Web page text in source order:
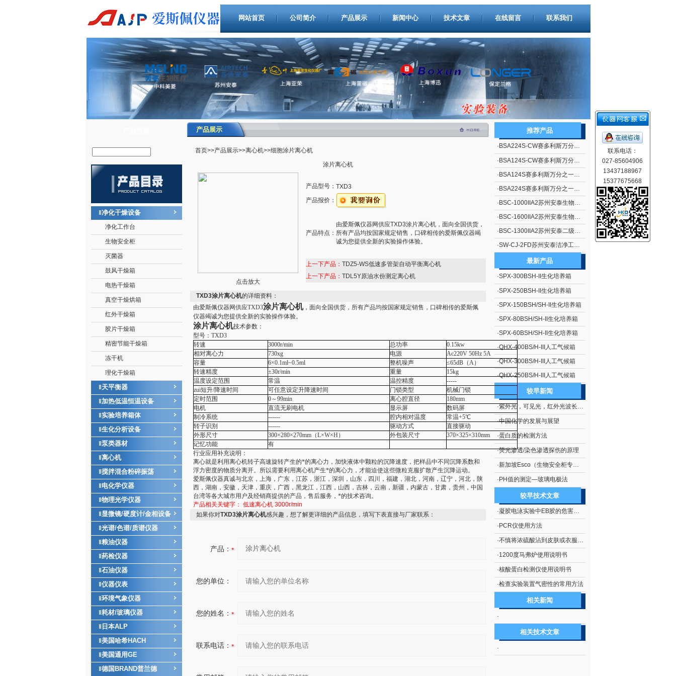
网站首页 公司简介 产品展示 新闻中心 技术文章 在线留言 联系我们
净化干燥设备
净化工作台
生物安全柜
灭菌器
鼓风干燥箱
电热干燥箱
真空干燥烘箱
红外干燥箱
胶片干燥箱
精密节能干燥箱
冻干机
理化干燥箱
天平衡器
加热低温恒温设备
实验培养箱体
生化分析设备
泵类器材
离心机
搅拌混合粉碎振荡
电化学仪器
物理光学仪器
显微镜/硬度计/金相设备
光谱/色谱/质谱仪器
粮油仪器
药检仪器
石油仪器
仪器仪表
环境气象仪器
耗材/玻璃仪器
日本ALP
美国哈希HACH
美国通用GE
德国BRAND普兰德
产品展示
首页>>产品展示>>离心机>>细胞涂片离心机
涂片离心机
点击放大
产品型号： TXD3
产品报价：
产品特点：
由爱斯佩仪器网供应TXD3涂片离心机，面向全国供货，
所有产品均按国家规定销售，口碑相传的爱斯佩仪器竭
诚为您提供全新的实验操作体验。
上一下产品： TDZ5-WS低速多管架自动平衡离心机
上一下产品： TDL5Y原油水份测定离心机
TXD3涂片离心机的详细资料：
由爱斯佩仪器网供应TXD3涂片离心机，面向全国供货，所有产品均按国家规定销售，口碑相传的爱斯佩
仪器竭诚为您提供全新的实验操作体验。
涂片离心机技术参数：
型号：TXD3
转速
3000r/min 总功率
0.15kw
相对离心力
730xg 电源
Ac220V 50Hz 5A
容量
6×0.1ml~0.5ml 整机噪声
≤65dB（A）
转速精度
±30r/min 重量
15kg
温度设定范围
常温 温控精度
-----
zui短升/降速时间
可任意设定升降速时间 门锁类型
机械门锁
定时范围
0～99min 离心腔直径
180mm
电机
直流无刷电机 显示屏
数码屏
制冷系统
------ 腔内相对温度
常温+5℃
转子识别
------ 驱动方式
直接驱动
外形尺寸
300×280×270mm（L×W×H） 外包装尺寸
370×325×310mm
记忆功能
有
行业应用补充说明：
离心就是利用离心机转子高速旋转产生的*的离心力，加快液体中颗粒的沉降速度，把样品中不同沉降系数和
浮力密度的物质分离开。所以需要利用离心机产生*的离心力，才能迫使这些微粒克服扩散产生沉降运动。
爱斯佩仪器真诚与北京，上海，广东，江苏，浙江，深圳，山东，四川，福建，湖北，河南，辽宁，河北，陕
西，湖南，安徽，天津，重庆，广西，黑龙江，江西，山西，吉林，云南，新疆，内蒙古，甘肃，贵州，中国
台湾等各大城市用户及经销商提供的产品，售后服务，*的技术咨询。
产品相关关键字： 低速离心机 3000r/min
如果你对TXD3涂片离心机感兴趣，想了解更详细的产品信息，填写下表直接与厂家联系：
产品：
您的单位：
您的姓名：
联系电话：
推荐产品
· BSA224S-CW赛多利斯万分之一电子天平
· BSA124S-CW赛多利斯万分之一电子天平
· BSA124S赛多利斯万分之一电子天平
· BSA224S赛多利斯万分之一电子天平
· BSC-1000IIA2苏州安泰生物安全柜
· BSC-1600IIA2苏州安泰生物安全柜
· BSC-1300IIA2苏州安泰二级生物安全柜（停产）
·SW-CJ-2FD苏州安泰洁净工作台单人单面、垂直送风 净化工作台 超净工作台
最新产品
·SPX-300BSH-II生化培养箱
·SPX-250BSH-II生化培养箱
·SPX-150BSH/SH-II生化培养箱
·SPX-80BSH/SH-II生化培养箱
·SPX-60BSH/SH-II生化培养箱
·QHX-400BS/H-III人工气候箱
·QHX-300BS/H-III人工气候箱
·QHX-250BS/H-III人工气候箱
较早新闻
·紫外光，可见光，红外光波长范围
·中国化学的发展与展望
·蛋白质的检测方法
·荧光渗透/染色渗透探伤的原理
·新加坡Esco（生物安全柜专业厂商）
· PH值的测定—玻璃电极法
较早技术文章
·凝胶电泳实验中EB胶的危害及处理措施
· PCR仪使用方法
·不慎将浓硫酸沾到皮肤或衣服上的处理方法
·1200度马弗炉使用说明书
·核酸蛋白检测仪使用说明书
·检查实验装置气密性的常用方法
相关新闻
·
相关技术文章
·
联系电话：
027-85604906
13437188967
15377675668